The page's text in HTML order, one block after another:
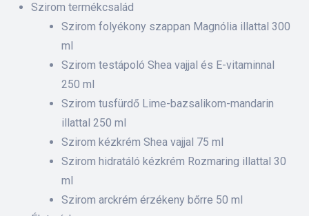
Szirom termékcsalád
Szirom folyékony szappan Magnólia illattal 300
ml
Szirom testápoló Shea vajjal és E-vitaminnal
250 ml
Szirom tusfürdő Lime-bazsalikom-mandarin
illattal 250 ml
Szirom kézkrém Shea vajjal 75 ml
Szirom hidratáló kézkrém Rozmaring illattal 30
ml
Szirom arckrém érzékeny bőrre 50 ml